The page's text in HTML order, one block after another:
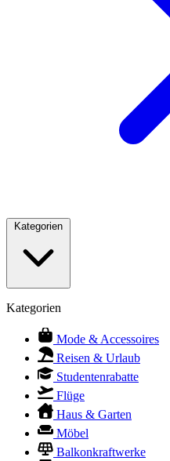
Kategorien
Mode & Accessoires
Reisen & Urlaub
Studentenrabatte
Flüge
Haus & Garten
Möbel
Balkonkraftwerke